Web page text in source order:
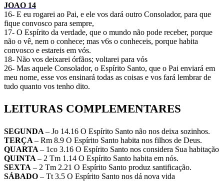
JOAO 14
16- E eu rogarei ao Pai, e ele vos dará outro Consolador, para que
fique convosco para sempre,
17- O Espírito da verdade, que o mundo não po­de receber, porque
não o vê, nem o conhece; mas v6s o conheceis, porque habita
convosco e estareis em vós.
18- Não vos deixarei órfãos; voltarei para vós
26- Mas aquele Consolador, o Espírito Santo, que o Pai enviará em
meu nome, esse vos ensinará todas as coisas e vos fará lembrar de
tudo quanto vos tenho dito.
LEITURAS COMPLEMENTARES
SEGUNDA – Jo 14.16 O Espírito Santo não nos deixa sozinhos.
TERÇA – Rm 8.9 O Espírito Santo habita nos filhos de Deus.
QUARTA – 1co 3.16 O Espírito Santo nos considera Sua habitação
QUINTA – 2 Tm 1.14 O Espírito Santo habita em nós.
SEXTA – 2 Tm 2.21 O Espírito Santo produz santificação.
SÁBADO – Tt 3.5 O Espírito Santo nos dá nova vida